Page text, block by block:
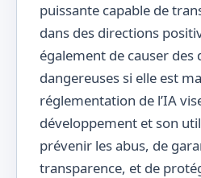
puissante capable de
dans des directions
également de causer des
dangereuses si elle est
réglementation de l’IA
développement et son
prévenir les abus, de
transparence, et de